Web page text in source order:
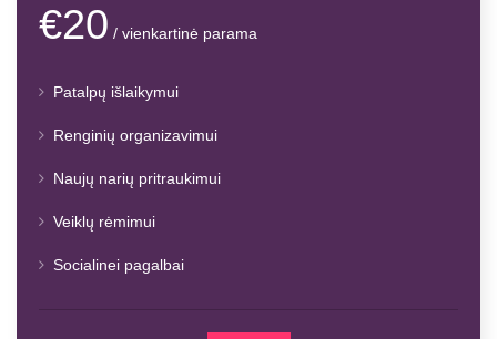
€20 / vienkartinė parama
Patalpų išlaikymui
Renginių organizavimui
Naujų narių pritraukimui
Veiklų rėmimui
Socialinei pagalbai